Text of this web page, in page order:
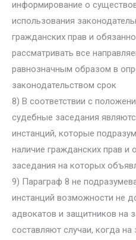
информирование о
использования
гражданских прав и
рассматривать все
равнозначным образом в
законодательством срок
8) В соответствии с
судебные заседания
инстанций, которые
наличие гражданских прав и
заседания на которых
9) Параграф 8 не
инстанций возможности не
адвокатов и защитников на
составляют случаи, когда на